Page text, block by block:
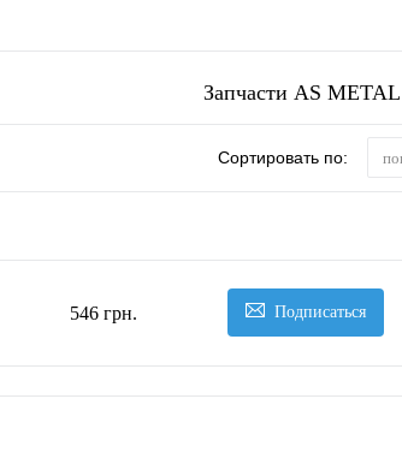
Запчасти AS
Сортировать по:
546 грн. Подписаться